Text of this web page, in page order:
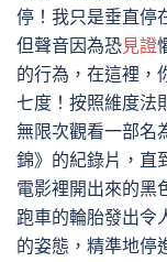
停！我只是垂直停
但聲音因為恐見證
的行為，在這裡
七度！按照維度法
無限次觀看一部名
錦》的紀錄片，直
電影裡開出來的黑
跑車的輪胎發出令
的姿態，精準地停